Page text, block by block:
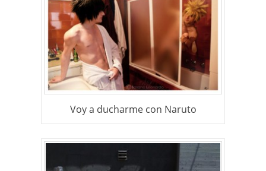
Voy a ducharme con Naruto